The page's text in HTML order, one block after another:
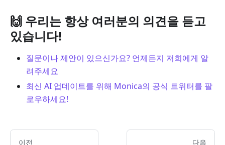
🙌 우리는 항상 여러분의 의견을 듣고
있습니다!
질문이나 제안이 있으신가요? 언제든지 저희에게 알
려주세요
최신 AI 업데이트를 위해 Monica의 공식 트위터를 팔
로우하세요!
이전 다음